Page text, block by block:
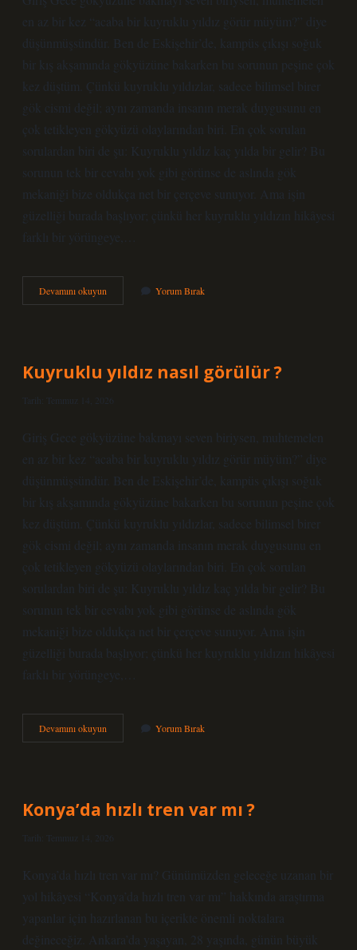
en az bir kez “acaba bir kuyruklu yıldız görür müyüm?” diye
düşünmüşsündür. Ben de Eskişehir’de, kampüs çıkışı soğuk
bir kış akşamında gökyüzüne bakarken bu sorunun peşine çok
kez düştüm. Çünkü kuyruklu yıldızlar, sadece bilimsel birer
gök cismi değil; aynı zamanda insanın merak duygusunu en
çok tetikleyen gökyüzü olaylarından biri. En çok sorulan
sorulardan biri de şu: Kuyruklu yıldız kaç yılda bir gelir? Bu
sorunun tek bir cevabı yok gibi görünse de aslında gök
mekaniği bize oldukça net bir çerçeve sunuyor. Ama işin
güzelliği burada başlıyor; çünkü her kuyruklu yıldızın hikâyesi
farklı bir yörüngeye,…
Devamını okuyun Kuyruklu
yıldız
Yorum Bırak
Kuyruklu yıldız nasıl görülür ?
Tarih: Temmuz 14, 2026
Giriş Gece gökyüzüne bakmayı seven biriysen, muhtemelen
en az bir kez “acaba bir kuyruklu yıldız görür müyüm?” diye
düşünmüşsündür. Ben de Eskişehir’de, kampüs çıkışı soğuk
bir kış akşamında gökyüzüne bakarken bu sorunun peşine çok
kez düştüm. Çünkü kuyruklu yıldızlar, sadece bilimsel birer
gök cismi değil; aynı zamanda insanın merak duygusunu en
çok tetikleyen gökyüzü olaylarından biri. En çok sorulan
sorulardan biri de şu: Kuyruklu yıldız kaç yılda bir gelir? Bu
sorunun tek bir cevabı yok gibi görünse de aslında gök
mekaniği bize oldukça net bir çerçeve sunuyor. Ama işin
güzelliği burada başlıyor; çünkü her kuyruklu yıldızın hikâyesi
farklı bir yörüngeye,…
Devamını okuyun Kuyruklu
yıldız
Yorum Bırak
Konya’da hızlı tren var mı ?
Tarih: Temmuz 14, 2026
Konya’da hızlı tren var mı? Günümüzden geleceğe uzanan bir
yol hikâyesi “Konya’da hızlı tren var mı” hakkında araştırma
yapanlar için hazırlanan bu içerikte önemli noktalara
değineceğiz. Ankara’da yaşayan, 28 yaşında, günün büyük